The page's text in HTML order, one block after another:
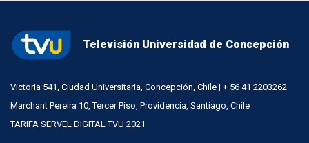
Televisión Universidad de Concepción
Victoria 541, Ciudad Universitaria, Concepción, Chile | + 56 41 2203262
Marchant Pereira 10, Tercer Piso, Providencia, Santiago, Chile
TARIFA SERVEL DIGITAL TVU 2021